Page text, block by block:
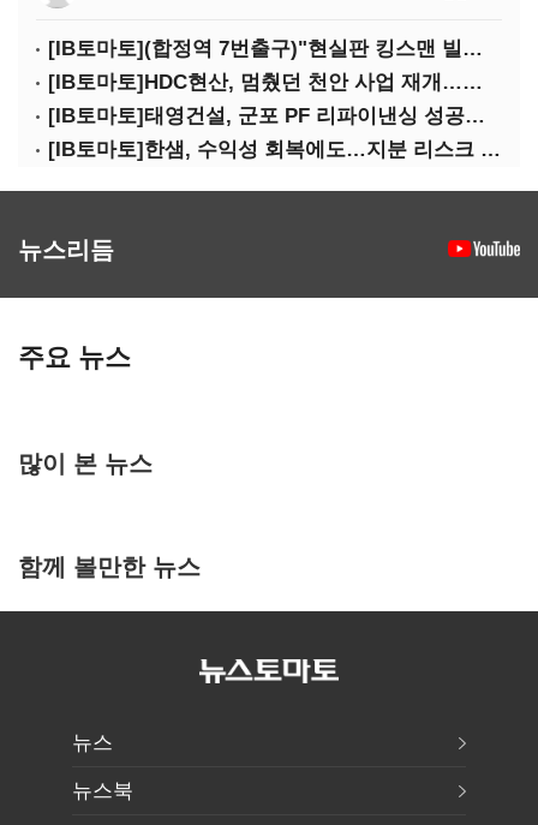
[IB토마토](합정역 7번출구)"현실판 킹스맨 빌런?"…일론 머스크의 양면성
[IB토마토]HDC현산, 멈췄던 천안 사업 재개…우발채무 부담 줄인다
[IB토마토]태영건설, 군포 PF 리파이낸싱 성공…후속사업 '청신호'
[IB토마토]한샘, 수익성 회복에도…지분 리스크 덮친다
뉴스리듬
주요 뉴스
많이 본 뉴스
함께 볼만한 뉴스
뉴스
뉴스북